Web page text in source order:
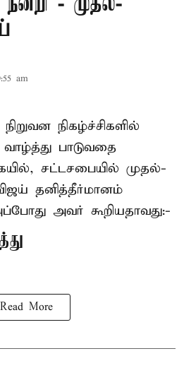
am
நிகழ்ச்சிகளில்
பாடுவதை
சட்டசபையில் முதல்-
தனித்தீர்மானம்
அவர் கூறியதாவது:-
Read More